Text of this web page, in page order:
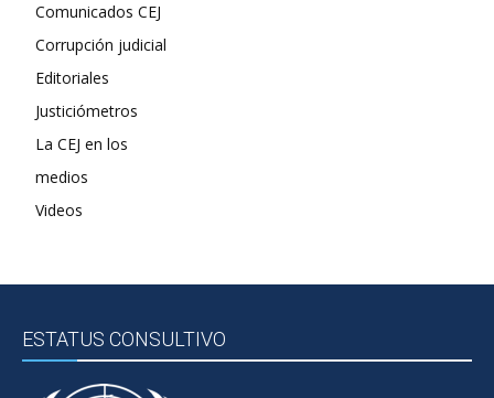
Comunicados CEJ
Corrupción judicial
Editoriales
Justiciómetros
La CEJ en los
medios
Videos
ESTATUS CONSULTIVO